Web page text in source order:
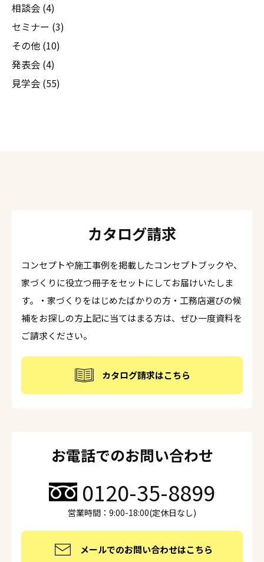
相談会 (4)
セミナー (3)
その他 (10)
発表会 (4)
見学会 (55)
カタログ請求
コンセプトや施工事例を掲載したコンセプトブックや、
家づくりに役立つ冊子をセットにしてお届けいたしま
す。・家づくりをはじめたばかりの方・工務店選びの候
補をお探しの方上記に当てはまる方は、ぜひ一度資料を
ご請求ください。
カタログ請求はこちら
お電話でのお問い合わせ
0120-35-8899
営業時間：9:00-18:00(定休日なし)
メールでのお問い合わせはこちら